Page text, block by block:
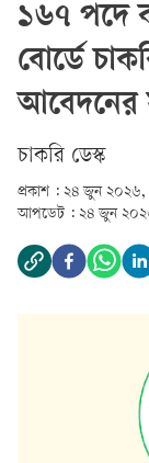
১৬৭ পদে
বোর্ডে
চাকরি ডেস্ক
প্রকাশ : ২৪ জুন
আপডেট : ২৪ জুন